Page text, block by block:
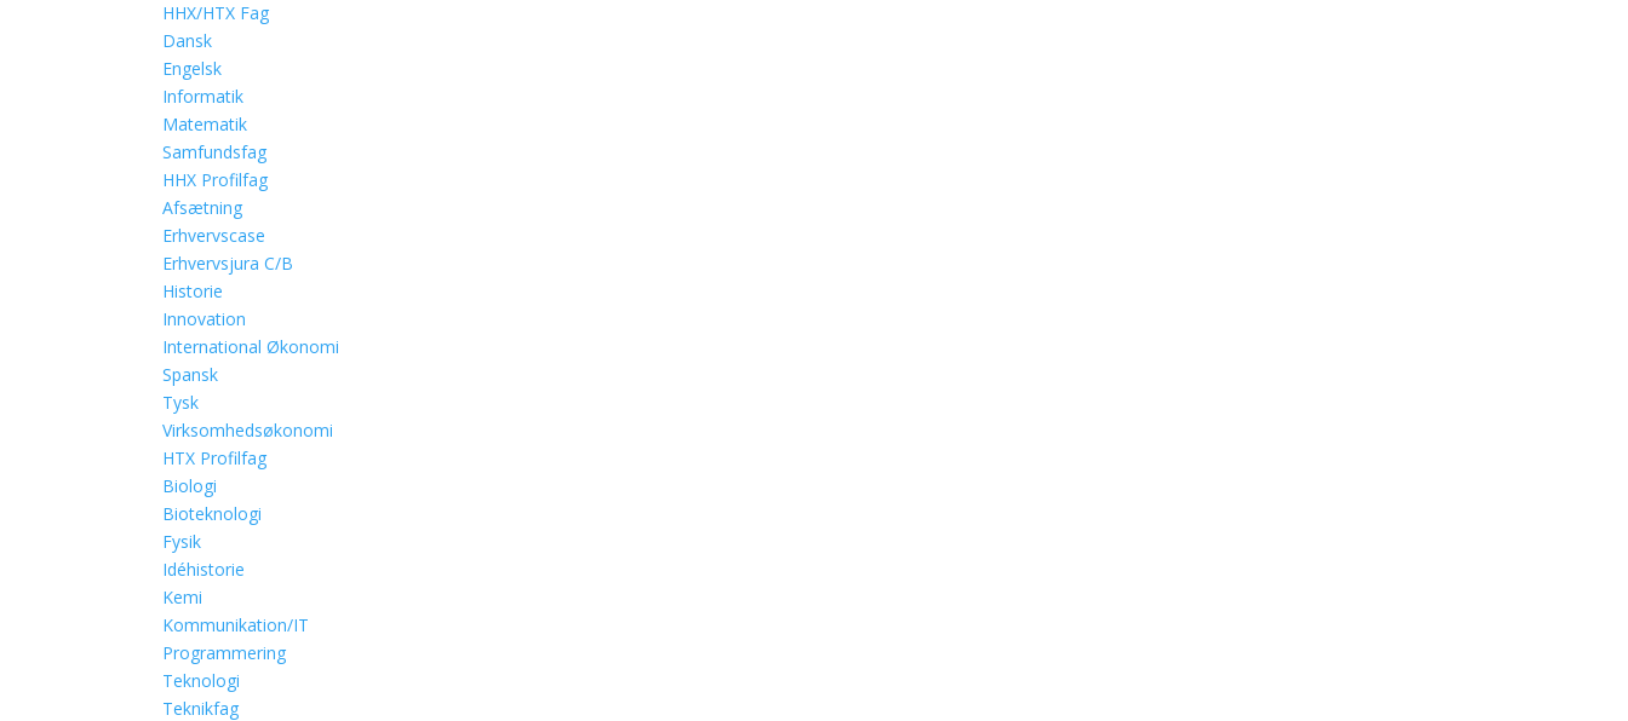
HHX/HTX Fag
Dansk
Engelsk
Informatik
Matematik
Samfundsfag
HHX Profilfag
Afsætning
Erhvervscase
Erhvervsjura C/B
Historie
Innovation
International Økonomi
Spansk
Tysk
Virksomhedsøkonomi
HTX Profilfag
Biologi
Bioteknologi
Fysik
Idéhistorie
Kemi
Kommunikation/IT
Programmering
Teknologi
Teknikfag